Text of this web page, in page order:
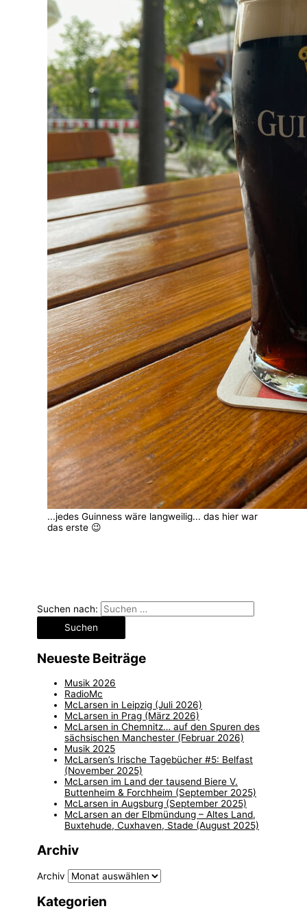
...jedes Guinness wäre langweilig... das hier war
das erste 😉
Suchen nach:
Neueste Beiträge
Musik 2026
RadioMc
McLarsen in Leipzig (Juli 2026)
McLarsen in Prag (März 2026)
McLarsen in Chemnitz… auf den Spuren des
sächsischen Manchester (Februar 2026)
Musik 2025
McLarsen’s Irische Tagebücher #5: Belfast
(November 2025)
McLarsen im Land der tausend Biere V.
Buttenheim & Forchheim (September 2025)
McLarsen in Augsburg (September 2025)
McLarsen an der Elbmündung – Altes Land,
Buxtehude, Cuxhaven, Stade (August 2025)
Archiv
Archiv
Kategorien